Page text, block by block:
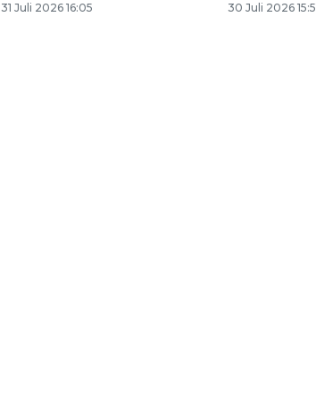
31 Juli 2026 16:05 30 Juli 2026